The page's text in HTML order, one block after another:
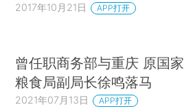
2017年10月21日 APP打开
曾任职商务部与重庆 原国家
粮食局副局长徐鸣落马
2021年07月13日 APP打开